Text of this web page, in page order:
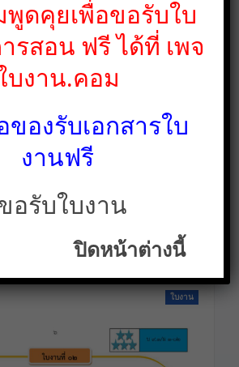
านแบบฝึกหัด
าสตร์ ป.5
ใบงาน
พูดคุยเพื่อขอรับใบ
รสอน ฟรี ได้ที่ เพจ
บงาน.คอม
ของรับเอกสารใบ
งานฟรี
อรับใบงาน
ปิดหน้าต่างนี้